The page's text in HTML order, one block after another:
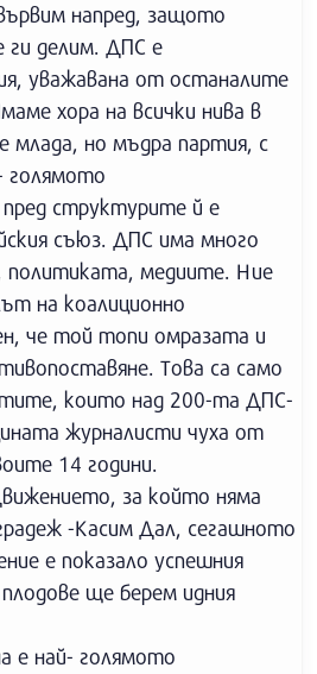
напред, защото
ги делим. ДПС е
уважавана от останалите
хора на всички нива в
млада, но мъдра партия, с
голямото
структурите й е
съюз. ДПС има много
политиката, медиите. Ние
на коалиционно
че той топи омразата и
Това са само
които над 200-та ДПС-
журналисти чуха от
14 години.
за който няма
-Касим Дал, сегашното
е показало успешния
ще берем идния
е най- голямото